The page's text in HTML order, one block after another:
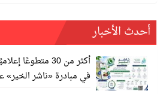
أحدث الأخبار
أكثر من 30
في مبادرة «ناشر الخير»